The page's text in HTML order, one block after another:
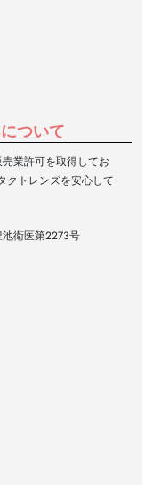
ついて
業許可を取得してお
クトレンズを安心して
池衛医第2273号